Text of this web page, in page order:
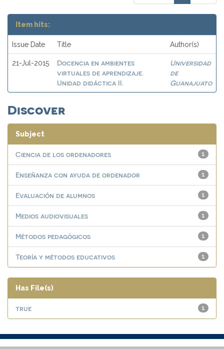
Item hits:
Issue Date Title Author(s)
21-Jul-2015
Docencia en ambientes
virtuales de aprendizaje.
Unidad didáctica II.
Universidad
de
Guanajuato
Discover
Subject
1
Ciencia de los ordenadores
1
Enseñanza con ayuda de ordenador
1
Evaluación de alumnos
1
Medios audiovisuales
1
Métodos pedagógicos
1
Teoría y métodos educativos
Has File(s)
1
true